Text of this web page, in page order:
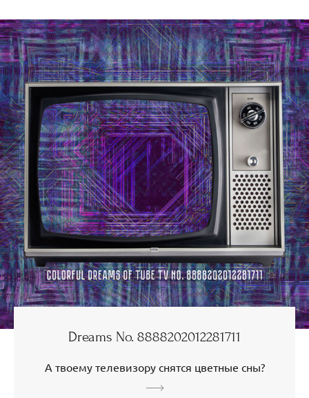
Dreams No. 8888202012281711
А твоему телевизору снятся цветные сны?